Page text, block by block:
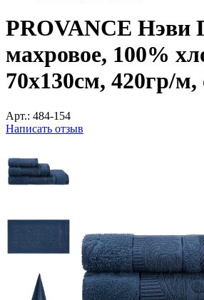
PROVANCE Нэви
махровое, 100%
70х130см, 420гр/
Арт.: 484-154
Написать отзыв